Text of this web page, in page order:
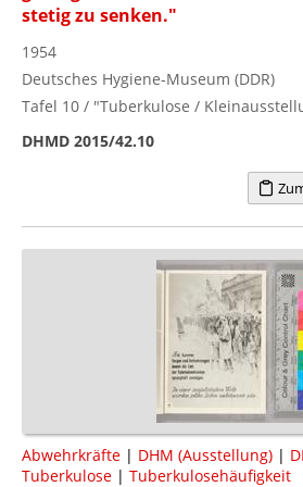
stetig zu senken."
1954
Deutsches Hygiene-Museum (DDR)
Tafel 10 / "Tuberkulose /
DHMD 2015/42.10
Abwehrkräfte | DHM (Ausstellung) |
Tuberkulose | Tuberkulosehäufigkeit